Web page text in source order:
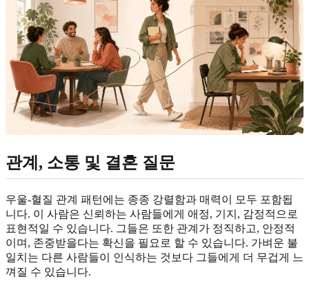
관계, 소통 및 결혼 질문
우울-혈질 관계 패턴에는 종종 강렬함과 매력이 모두 포함됩
니다. 이 사람은 신뢰하는 사람들에게 애정, 기지, 감정적으로
표현적일 수 있습니다. 그들은 또한 관계가 정직하고, 안정적
이며, 존중받을다는 확신을 필요로 할 수 있습니다. 가벼운 불
일치는 다른 사람들이 인식하는 것보다 그들에게 더 무겁게 느
껴질 수 있습니다.